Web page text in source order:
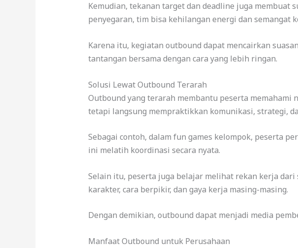
Kemudian, tekanan target dan deadline juga membuat
penyegaran, tim bisa kehilangan energi dan semangat
Karena itu, kegiatan outbound dapat mencairkan
tantangan bersama dengan cara yang lebih ringan.
Solusi Lewat Outbound Terarah
Outbound yang terarah membantu peserta memahami
tetapi langsung mempraktikkan komunikasi, strategi,
Sebagai contoh, dalam fun games kelompok, peserta
ini melatih koordinasi secara nyata.
Selain itu, peserta juga belajar melihat rekan kerja
karakter, cara berpikir, dan gaya kerja masing-masing.
Dengan demikian, outbound dapat menjadi media
Manfaat Outbound untuk Perusahaan